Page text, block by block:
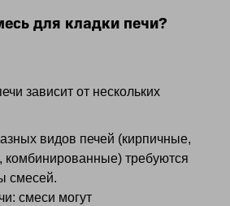
для кладки печи?
зависит от нескольких
видов печей (кирпичные,
комбинированные) требуются
смесей.
смеси могут